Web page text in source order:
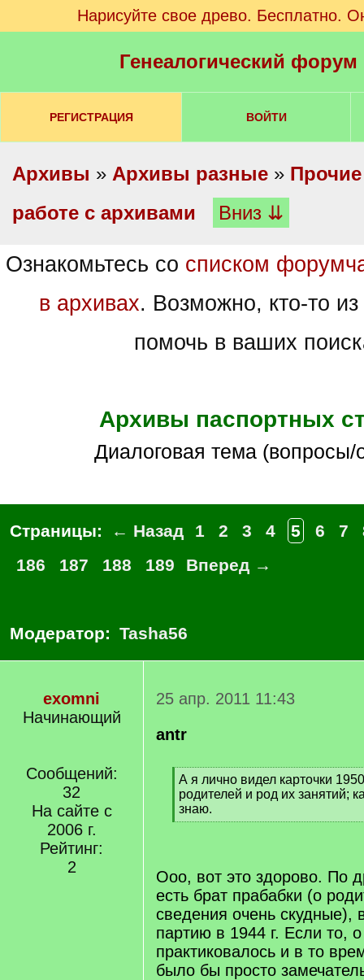
Нарисуйте свое древо. Бесплатно.
Генеалогический
РЕГИСТРАЦИЯ ВОЙТИ
Архивы » Архивы разные »
работе с архивами
Вниз ⇊
Ознакомьтесь со списком
в архивах. Возможно, кто-то
помочь в ваших
Архивы паспортных
Диалоговая тема (вопросы/
Страницы: ← Назад 1 2 3 4 5 6 7
186
187 188 189 Вперед →
Модератор: Tasha56
exomni
Начинающий
Сообщений:
32
На сайте с
2006 г.
Рейтинг:
2
25 апр. 2011 11:43
antr
[
q
]
А я лично видел карточки
родителей и род их занятий;
знаю.
[
Ооо, вот это здорово. По
есть брат прабабки (о
сведения очень скудные),
партию в 1944 г. Если то,
практиковалось и в то
было бы просто